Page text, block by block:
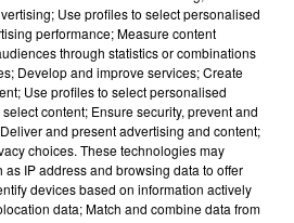
AU CENTER
Use profiles to select personalised
performance; Measure content
through statistics or combinations
Develop and improve services; Create
Use profiles to select personalised
content; Ensure security, prevent and
and present advertising and content;
choices. These technologies may
IP address and browsing data to offer
devices based on information actively
data; Match and combine data from